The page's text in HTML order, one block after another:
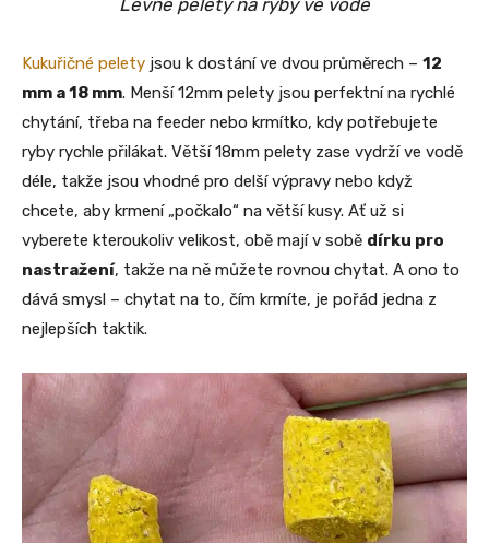
Levné pelety na ryby ve vodě
Kukuřičné pelety jsou k dostání ve dvou průměrech – 12
mm a 18 mm. Menší 12mm pelety jsou perfektní na rychlé
chytání, třeba na feeder nebo krmítko, kdy potřebujete
ryby rychle přilákat. Větší 18mm pelety zase vydrží ve vodě
déle, takže jsou vhodné pro delší výpravy nebo když
chcete, aby krmení „počkalo“ na větší kusy. Ať už si
vyberete kteroukoliv velikost, obě mají v sobě dírku pro
nastražení, takže na ně můžete rovnou chytat. A ono to
dává smysl – chytat na to, čím krmíte, je pořád jedna z
nejlepších taktik.